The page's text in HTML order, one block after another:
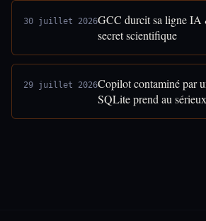
30 juillet 2026GCC durcit sa ligne
secret scientifique
29 juillet 2026Copilot contaminé par
SQLite prend au